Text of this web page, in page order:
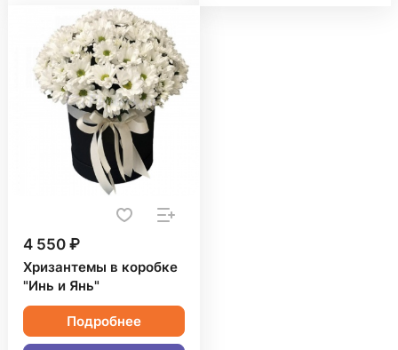
4 550 ₽
Хризантемы в коробке
"Инь и Янь"
Подробнее